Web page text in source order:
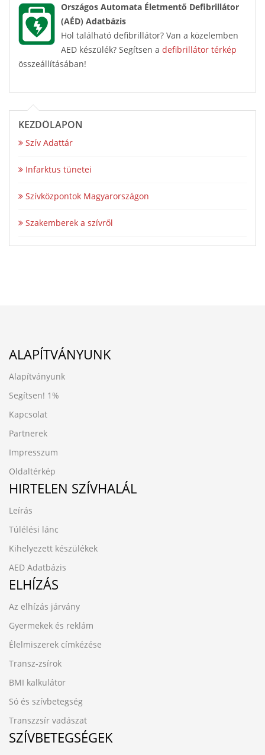
Országos Automata Életmentő Defibrillátor
(AÉD) Adatbázis
Hol található defibrillátor? Van a közelemben
AED készülék? Segítsen a defibrillátor térkép
összeállításában!
KEZDŐLAPON
Szív Adattár
Infarktus tünetei
Szívközpontok Magyarországon
Szakemberek a szívről
ALAPÍTVÁNYUNK
Alapítványunk
Segítsen! 1%
Kapcsolat
Partnerek
Impresszum
Oldaltérkép
HIRTELEN SZÍVHALÁL
Leírás
Túlélési lánc
Kihelyezett készülékek
AED Adatbázis
ELHÍZÁS
Az elhízás járvány
Gyermekek és reklám
Élelmiszerek címkézése
Transz-zsírok
BMI kalkulátor
Só és szívbetegség
Transzzsír vadászat
SZÍVBETEGSÉGEK